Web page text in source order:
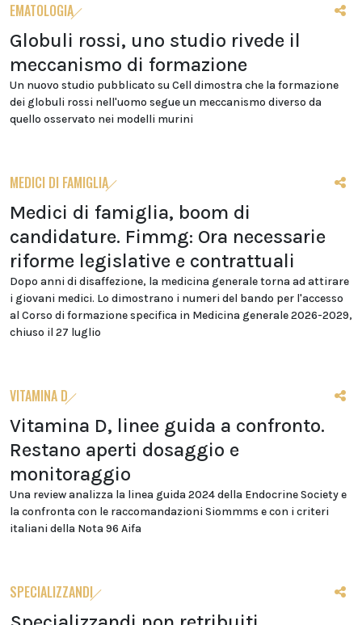
EMATOLOGIA
Globuli rossi, uno studio rivede il
meccanismo di formazione
Un nuovo studio pubblicato su Cell dimostra che la formazione
dei globuli rossi nell'uomo segue un meccanismo diverso da
quello osservato nei modelli murini
MEDICI DI FAMIGLIA
Medici di famiglia, boom di
candidature. Fimmg: Ora necessarie
riforme legislative e contrattuali
Dopo anni di disaffezione, la medicina generale torna ad attirare
i giovani medici. Lo dimostrano i numeri del bando per l'accesso
al Corso di formazione specifica in Medicina generale 2026-2029,
chiuso il 27 luglio
VITAMINA D
Vitamina D, linee guida a confronto.
Restano aperti dosaggio e
monitoraggio
Una review analizza la linea guida 2024 della Endocrine Society e
la confronta con le raccomandazioni Siommms e con i criteri
italiani della Nota 96 Aifa
SPECIALIZZANDI